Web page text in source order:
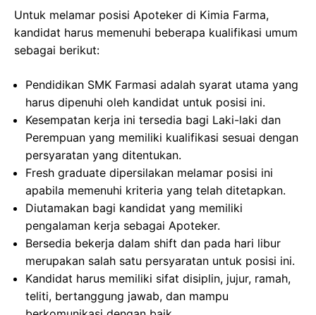
Untuk melamar posisi Apoteker di Kimia Farma,
kandidat harus memenuhi beberapa kualifikasi umum
sebagai berikut:
Pendidikan SMK Farmasi adalah syarat utama yang
harus dipenuhi oleh kandidat untuk posisi ini.
Kesempatan kerja ini tersedia bagi Laki-laki dan
Perempuan yang memiliki kualifikasi sesuai dengan
persyaratan yang ditentukan.
Fresh graduate dipersilakan melamar posisi ini
apabila memenuhi kriteria yang telah ditetapkan.
Diutamakan bagi kandidat yang memiliki
pengalaman kerja sebagai Apoteker.
Bersedia bekerja dalam shift dan pada hari libur
merupakan salah satu persyaratan untuk posisi ini.
Kandidat harus memiliki sifat disiplin, jujur, ramah,
teliti, bertanggung jawab, dan mampu